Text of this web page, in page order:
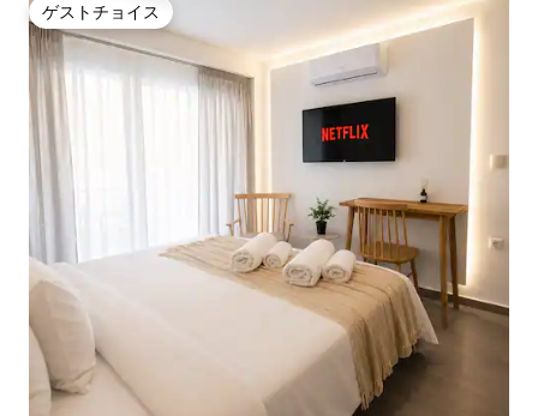
ゲストチョイス
ゲストチョイス